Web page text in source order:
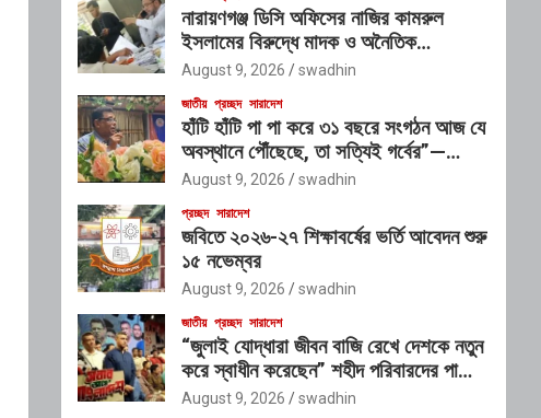
নারায়ণগঞ্জ ডিসি অফিসের নাজির কামরুল
ইসলামের বিরুদ্ধে মাদক ও অনৈতিক
কর্মকাণ্ডের অভিযোগ
August 9, 2026 swadhin
জাতীয় প্রচ্ছদ সারাদেশ
হাঁটি হাঁটি পা পা করে ৩১ বছরে সংগঠন আজ যে
অবস্থানে পৌঁছেছে, তা সত্যিই গর্বের”—
অতিরিক্ত ডিআইজি
August 9, 2026 swadhin
প্রচ্ছদ সারাদেশ
জবিতে ২০২৬-২৭ শিক্ষাবর্ষের ভর্তি আবেদন শুরু
১৫ নভেম্বর
August 9, 2026 swadhin
জাতীয় প্রচ্ছদ সারাদেশ
“জুলাই যোদ্ধারা জীবন বাজি রেখে দেশকে নতুন
করে স্বাধীন করেছেন” শহীদ পরিবারদের পাশে
থাকার অঙ্গীকার গণপূর্তমন্ত্রীর
August 9, 2026 swadhin